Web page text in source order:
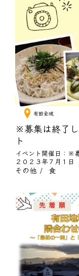
有田全域
※募集は終了
ト
イベント開催日：※
２０２３年７月１日
その他 食